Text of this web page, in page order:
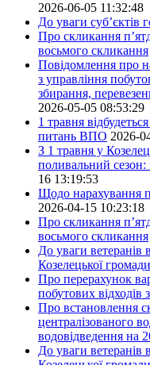
2026-06-05 11:32:48
До уваги суб’єктів
Про скликання
восьмого скликання
Повідомлення про
з управління
збирання,
2026-05-05 08:53:29
1 травня
питань ВПО 2026-
З 1 травня у
поливальний сезон:
16 13:19:53
Щодо нарахування
2026-04-15 10:23:18
Про скликання
восьмого скликання
До уваги ветеранів
Козелецької громади
Про перерахунок
побутових відходів
Про встановлення
централізованого
водовідведення на
До уваги ветеранів